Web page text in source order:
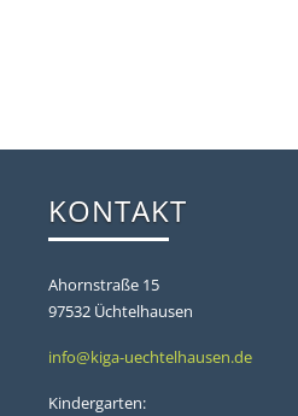
KONTAKT
Ahornstraße 15
97532 Üchtelhausen
info@kiga-uechtelhausen.de
Kindergarten: